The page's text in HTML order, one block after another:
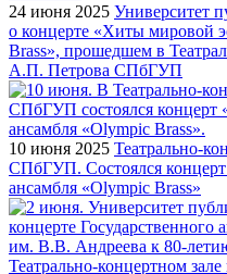
24 июня 2025 Университет
о концерте «Хиты мировой
Brass», прошедшем в
А.П. Петрова СПбГУП
10 июня 2025 Театрально-
СПбГУП. Состоялся
ансамбля «Olympic Brass»